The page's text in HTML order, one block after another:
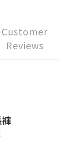
Customer
Reviews